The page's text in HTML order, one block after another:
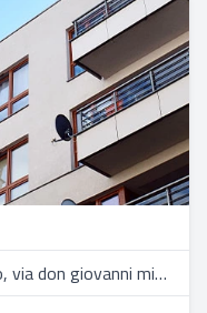
Torrile, Frazione san polo, via don giovanni minzoni, 4